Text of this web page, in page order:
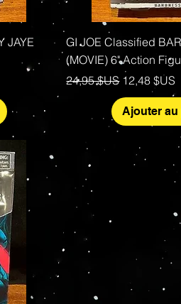
JAYE Aperçu
GI JOE Classified
(MOVIE) 6" Action
Prix original
24,95 $US Prix
12,48 $US
Ajouter au